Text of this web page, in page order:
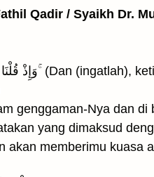
Qadir / Syaikh Dr.
genggaman-Nya dan di
yang dimaksud
akan memberimu kuasa